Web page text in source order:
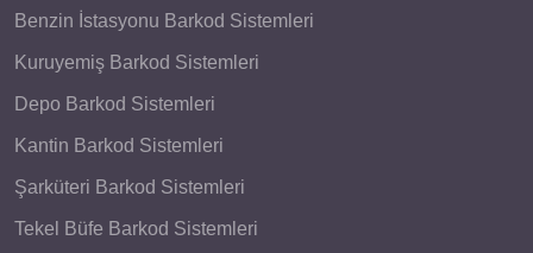
Benzin İstasyonu Barkod Sistemleri
Kuruyemiş Barkod Sistemleri
Depo Barkod Sistemleri
Kantin Barkod Sistemleri
Şarküteri Barkod Sistemleri
Tekel Büfe Barkod Sistemleri